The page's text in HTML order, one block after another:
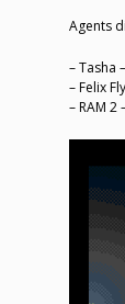
Agents
– Tasha
– Felix
– RAM